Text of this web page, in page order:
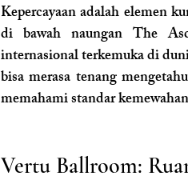
Kepercayaan adalah elemen
di bawah naungan The
internasional terkemuka di
bisa merasa tenang
memahami standar
Vertu Ballroom: